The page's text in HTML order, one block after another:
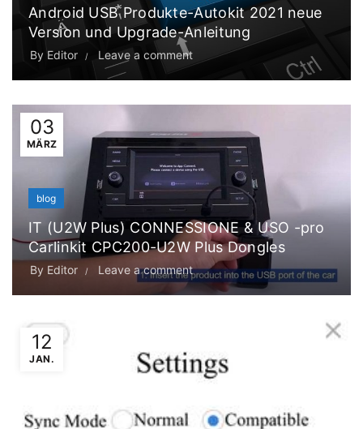
Android USB Produkte-Autokit 2021 neue
Version und Upgrade-Anleitung
By Editor Leave a comment
03
MÄRZ
blog
IT (U2W Plus) CONNESSIONE & USO -pro
Carlinkit CPC200-U2W Plus Dongles
By Editor Leave a comment
12
JAN.